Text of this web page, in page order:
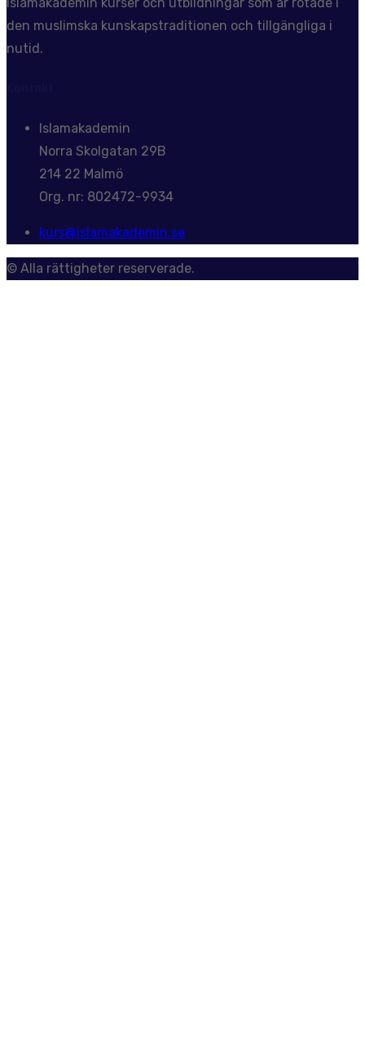
den muslimska kunskapstraditionen och tillgängliga i
nutid.
Islamakademin
Norra Skolgatan 29B
214 22 Malmö
Org. nr: 802472-9934
kurs@islamakademin.se
© Alla rättigheter reserverade.